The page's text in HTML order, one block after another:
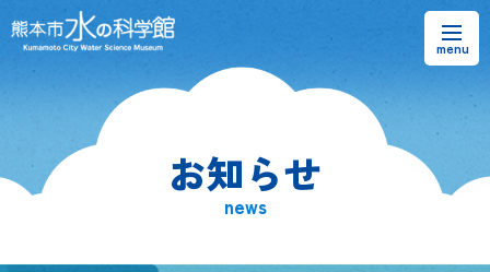
熊本市水の科学館とは
お知らせ
news